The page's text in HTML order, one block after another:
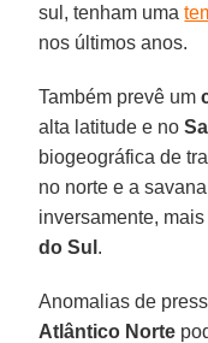
sul, tenham uma
nos últimos anos.
Também prevê um
alta latitude e no
biogeográfica de
no norte e a
inversamente,
do Sul .
Anomalias de
Atlântico Norte